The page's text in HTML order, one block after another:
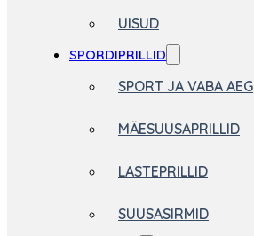
UISUD
SPORDIPRILLID
SPORT JA VABA AEG
MÄESUUSAPRILLID
LASTEPRILLID
SUUSASIRMID